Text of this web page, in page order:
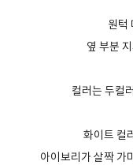
원턱
옆 부분
컬러는 두컬
화이트 컬
아이보리가 살짝 가